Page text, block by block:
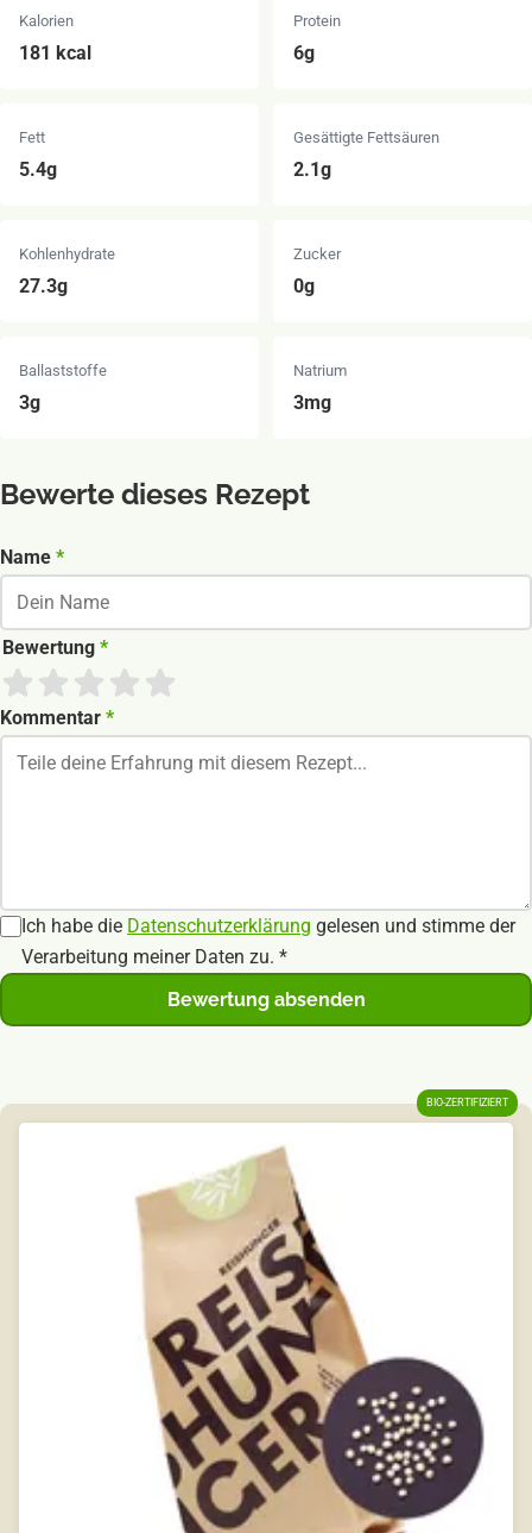
Kalorien
181 kcal
Protein
6g
Fett
5.4g
Gesättigte Fettsäuren
2.1g
Kohlenhydrate
27.3g
Zucker
0g
Ballaststoffe
3g
Natrium
3mg
Bewerte dieses Rezept
Nicht ausfüllen wenn du ein Mensch bist:
Name *
Bewertung *
Kommentar *
Ich habe die Datenschutzerklärung gelesen und stimme der
Verarbeitung meiner Daten zu. *
Bewertung absenden
BIO-ZERTIFIZIERT